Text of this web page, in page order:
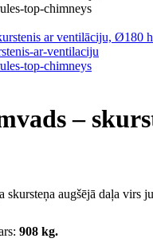
–
skursteņa augšējā daļa virs
908 kg.